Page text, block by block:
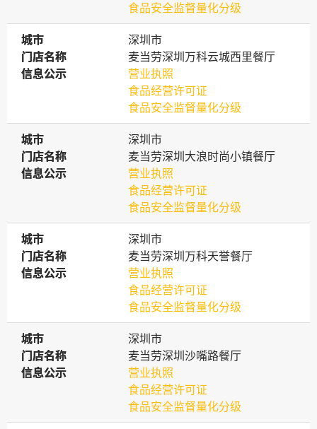
食品安全监督量化分级
城市
城市
深圳市
门店名称
门店名称
麦当劳深圳万科云城西里餐厅
信息公示
信息公示
营业执照
食品经营许可证
食品安全监督量化分级
城市
城市
深圳市
门店名称
门店名称
麦当劳深圳大浪时尚小镇餐厅
信息公示
信息公示
营业执照
食品经营许可证
食品安全监督量化分级
城市
城市
深圳市
门店名称
门店名称
麦当劳深圳万科天誉餐厅
信息公示
信息公示
营业执照
食品经营许可证
食品安全监督量化分级
城市
城市
深圳市
门店名称
门店名称
麦当劳深圳沙嘴路餐厅
信息公示
信息公示
营业执照
食品经营许可证
食品安全监督量化分级